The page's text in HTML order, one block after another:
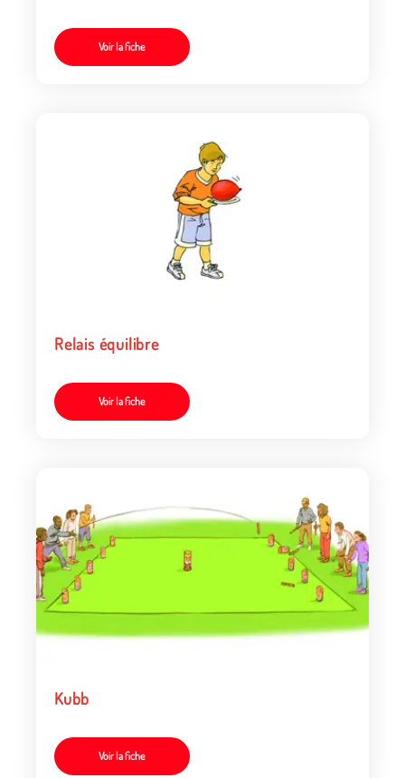
Voir la fiche
Relais équilibre
Voir la fiche
Kubb
Voir la fiche